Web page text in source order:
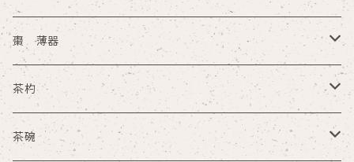
水次
皆具
杓立
棗 薄器
木箱
その他
茶杓
木箱
茶碗